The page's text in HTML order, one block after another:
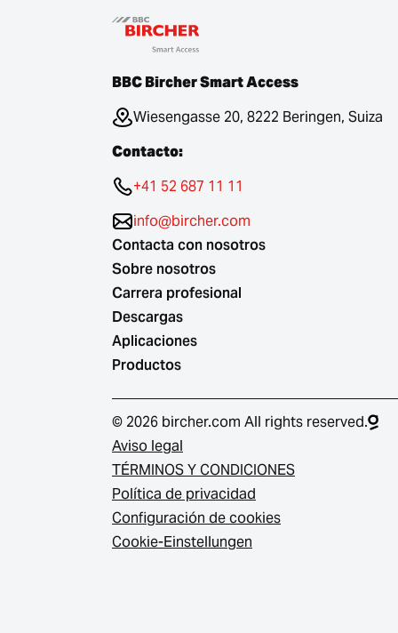
BBC Bircher Smart Access
Wiesengasse 20, 8222 Beringen, Suiza
Contacto:
+41 52 687 11 11
info@bircher.com
Contacta con nosotros
Sobre nosotros
Carrera profesional
Descargas
Aplicaciones
Productos
© 2026 bircher.com All rights reserved.
Aviso legal
TÉRMINOS Y CONDICIONES
Política de privacidad
Configuración de cookies
Cookie-Einstellungen